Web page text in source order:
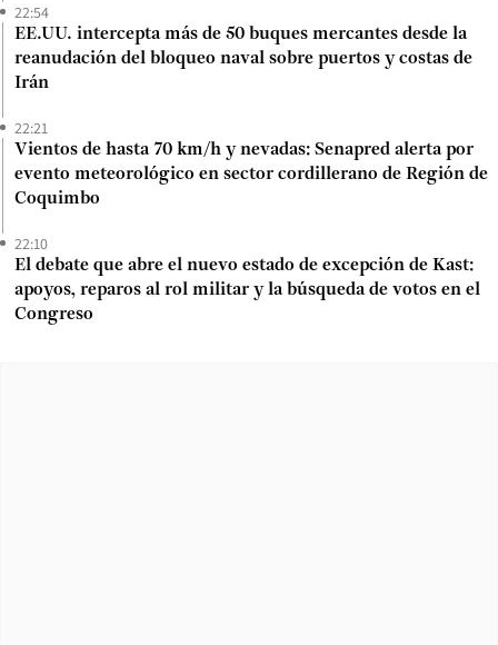
22:54
EE.UU. intercepta más de 50 buques mercantes desde la
reanudación del bloqueo naval sobre puertos y costas de
Irán
22:21
Vientos de hasta 70 km/h y nevadas: Senapred alerta por
evento meteorológico en sector cordillerano de Región de
Coquimbo
22:10
El debate que abre el nuevo estado de excepción de Kast:
apoyos, reparos al rol militar y la búsqueda de votos en el
Congreso